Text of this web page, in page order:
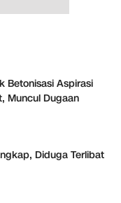
Betonisasi Aspirasi
Muncul Dugaan
Diduga Terlibat